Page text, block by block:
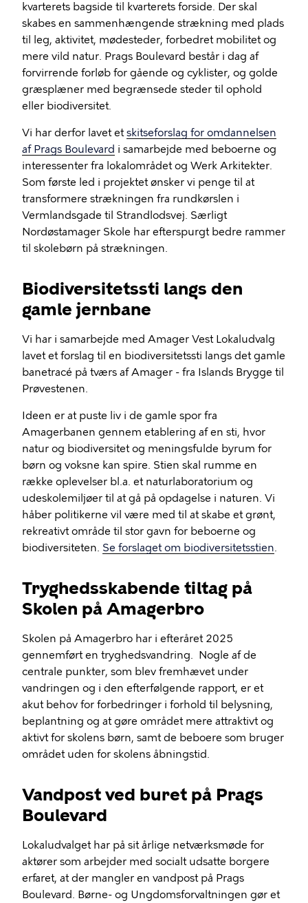
kvarterets bagside til kvarterets forside. Der skal
skabes en sammenhængende strækning med plads
til leg, aktivitet, mødesteder, forbedret mobilitet og
mere vild natur. Prags Boulevard består i dag af
forvirrende forløb for gående og cyklister, og golde
græsplæner med begrænsede steder til ophold
eller biodiversitet.
Vi har derfor lavet etskitseforslag for omdannelsen
af Prags Boulevard i samarbejde med beboerne og
interessenter fra lokalområdet og Werk Arkitekter.
Som første led i projektet ønsker vi penge til at
transformere strækningen fra rundkørslen i
Vermlandsgade til Strandlodsvej. Særligt
Nordøstamager Skole har efterspurgt bedre rammer
til skolebørn på strækningen.
Biodiversitetssti langs den
gamle jernbane
Vi har i samarbejde med Amager Vest Lokaludvalg
lavet et forslag til en biodiversitetssti langs det gamle
banetracé på tværs af Amager - fra Islands Brygge til
Prøvestenen.
Ideen er at puste liv i de gamle spor fra
Amagerbanen gennem etablering af en sti, hvor
natur og biodiversitet og meningsfulde byrum for
børn og voksne kan spire. Stien skal rumme en
række oplevelser bl.a. et naturlaboratorium og
udeskolemiljøer til at gå på opdagelse i naturen. Vi
håber politikerne vil være med til at skabe et grønt,
rekreativt område til stor gavn for beboerne og
biodiversiteten. Se forslaget om biodiversitetsstien.
Tryghedsskabende tiltag på
Skolen på Amagerbro
Skolen på Amagerbro har i efteråret 2025
gennemført en tryghedsvandring. Nogle af de
centrale punkter, som blev fremhævet under
vandringen og i den efterfølgende rapport, er et
akut behov for forbedringer i forhold til belysning,
beplantning og at gøre området mere attraktivt og
aktivt for skolens børn, samt de beboere som bruger
området uden for skolens åbningstid.
Vandpost ved buret på Prags
Boulevard
Lokaludvalget har på sit årlige netværksmøde for
aktører som arbejder med socialt udsatte borgere
erfaret, at der mangler en vandpost på Prags
Boulevard. Børne- og Ungdomsforvaltningen gør et